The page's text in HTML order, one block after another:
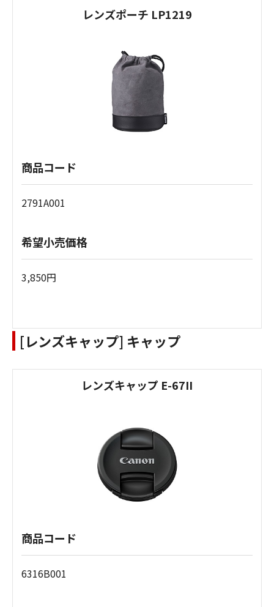
レンズポーチ LP1219
商品コード
2791A001
希望小売価格
3,850円
[レンズキャップ] キャップ
レンズキャップ E-67II
商品コード
6316B001